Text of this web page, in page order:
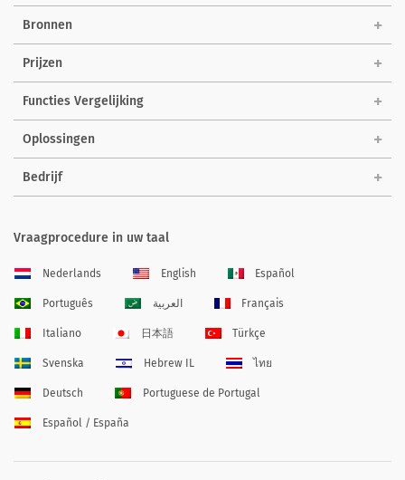
Bronnen
Prijzen
Functies Vergelijking
Oplossingen
Bedrijf
Vraagprocedure in uw taal
Nederlands English Español
Português العربية Français
Italiano 日本語 Türkçe
Svenska Hebrew IL ไทย
Deutsch Portuguese de Portugal
Español / España